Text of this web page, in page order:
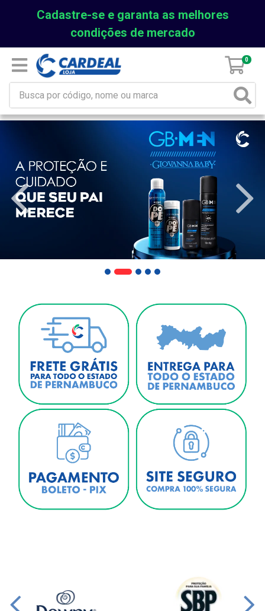
Cadastre-se e garanta as melhores
condições de mercado
0